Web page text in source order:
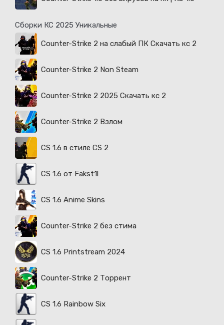
Сборки КС 2025 Уникальные
Counter-Strike 2 на слабый ПК Скачать кс 2
Counter-Strike 2 Non Steam
Counter-Strike 2 2025 Скачать кс 2
Counter-Strike 2 Взлом
CS 1.6 в стиле CS 2
CS 1.6 от Fakst1l
CS 1.6 Anime Skins
Counter-Strike 2 без стима
CS 1.6 Printstream 2024
Counter-Strike 2 Торрент
CS 1.6 Rainbow Six